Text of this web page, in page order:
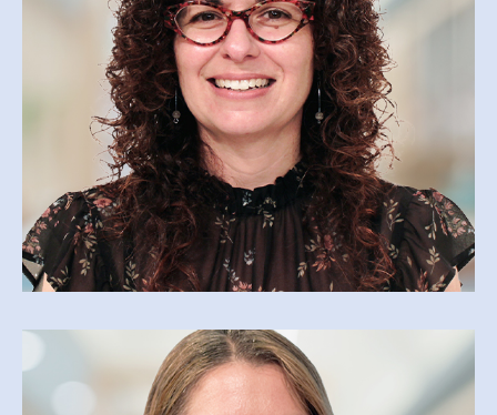
AGENTE DE SOUTIEN ADMINISTRATIF
sylvie.rivet@cegepmv.ca